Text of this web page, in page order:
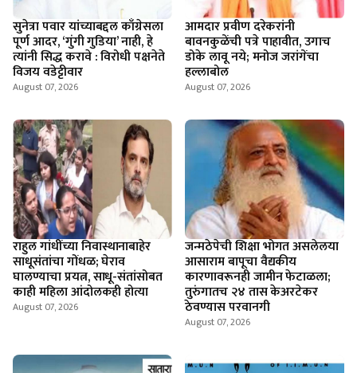
सुनेत्रा पवार यांच्याबद्दल काँग्रेसला
पूर्ण आदर, ‘गुंगी गुडिया’ नाही, हे
त्यांनी सिद्ध करावे : विरोधी पक्षनेते
विजय वडेट्टीवार
August 07, 2026
आमदार प्रवीण दरेकरांनी
बावनकुळेंची पत्रे पाहावीत, उगाच
डोके लावू नये; मनोज जरांगेंचा
हल्लाबोल
August 07, 2026
राहुल गांधींच्या निवास्थानाबाहेर
साधूसंतांचा गोंधळ; घेराव
घालण्याचा प्रयत्न, साधू-संतांसोबत
काही महिला आंदोलकही होत्या
August 07, 2026
जन्मठेपेची शिक्षा भोगत असलेलया
आसाराम बापूचा वैद्यकीय
कारणावरूनही जामीन फेटाळला;
तुरुंगातच २४ तास केअरटेकर
ठेवण्यास परवानगी
August 07, 2026